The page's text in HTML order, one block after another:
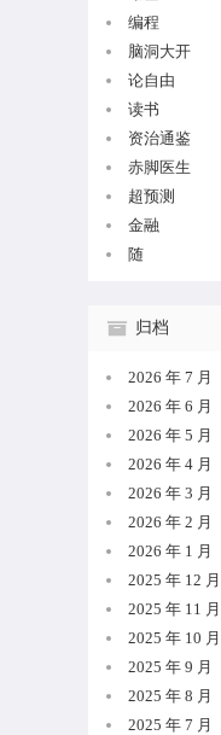
编程
脑洞大开
论自由
读书
资治通鉴
赤脚医生
超预测
金融
随
归档
2026 年 7 月
2026 年 6 月
2026 年 5 月
2026 年 4 月
2026 年 3 月
2026 年 2 月
2026 年 1 月
2025 年 12 月
2025 年 11 月
2025 年 10 月
2025 年 9 月
2025 年 8 月
2025 年 7 月